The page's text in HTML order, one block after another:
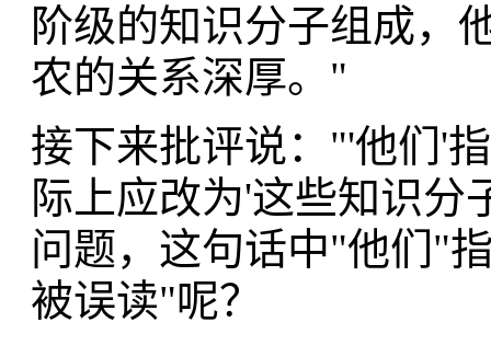
阶级的知识分子组成，
农的关系深厚。"
接下来批评说："'他们'
际上应改为'这些知识分
问题，这句话中"他们"
被误读"呢？